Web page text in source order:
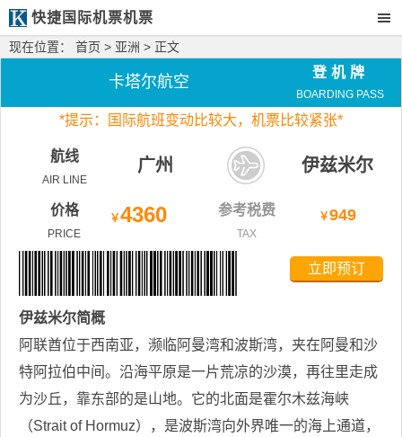
快捷国际机票机票
现在位置： 首页 > 亚洲 > 正文
卡塔尔航空
登机牌
BOARDING PASS
*提示：国际航班变动比较大， 机票比较紧张*
航线
AIR LINE
广州 伊兹米尔
价格
PRICE
￥4360 参考税费
TAX
￥949
立即预订
伊兹米尔简概
阿联酋位于西南亚，濒临阿曼湾和波斯湾，夹在阿曼和沙
特阿拉伯中间。沿海平原是一片荒凉的沙漠，再往里走成
为沙丘，靠东部的是山地。它的北面是霍尔木兹海峡
（Strait of Hormuz），是波斯湾向外界唯一的海上通道，